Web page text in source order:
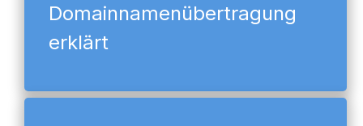
Domainnamenübertragung
erklärt